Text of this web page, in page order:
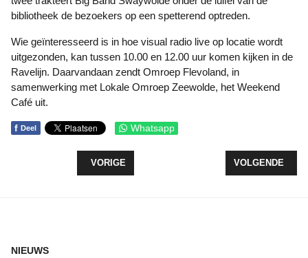
bibliotheek de bezoekers op een spetterend optreden.
Wie geïnteresseerd is in hoe visual radio live op locatie wordt
uitgezonden, kan tussen 10.00 en 12.00 uur komen kijken in de
Ravelijn. Daarvandaan zendt Omroep Flevoland, in
samenwerking met Lokale Omroep Zeewolde, het Weekend
Café uit.
f Deel Whatsapp
VORIG ARTIKEL: HERFST KNUTSELEN MET IVN
VORIGE VOLGENDE
VOLGENDE
NIEUWS